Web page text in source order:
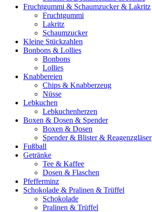
Fruchtgummi & Schaumzucker & Lakritz
Fruchtgummi
Lakritz
Schaumzucker
Kleine Stückzahlen
Bonbons & Lollies
Bonbons
Lollies
Knabbereien
Chips & Knabberzeug
Nüsse
Lebkuchen
Lebkuchenherzen
Boxen & Dosen & Spender
Boxen & Dosen
Spender & Blister & Reagenzgläser
Fußball
Getränke
Tee & Kaffee
Dosen & Flaschen
Pfefferminz
Schokolade & Pralinen & Trüffel
Schokolade
Pralinen & Trüffel